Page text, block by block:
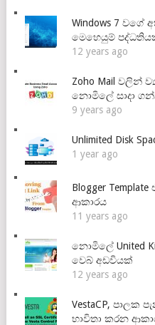
Windows 7
මෙහෙයුම්
12 years ago
Zoho Mail වලින්
නොමිලේ සාදා
9 years ago
Unlimited Disk
1 year ago
Blogger
ආකාරය
11 years ago
නොමිලේ United
වෙබ් අඩවියක්
12 years ago
VestaCP, පාලක
භාවිතා කරන